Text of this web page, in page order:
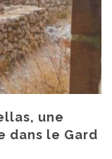
une
dans le Gard